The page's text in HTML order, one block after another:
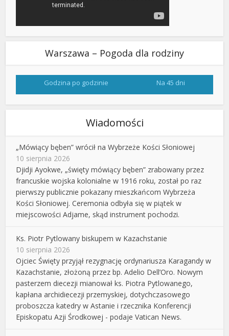
Warszawa – Pogoda dla rodziny
Godzina po godzinie Na 45 dni
Wiadomości
„Mówiący bęben” wrócił na Wybrzeże Kości Słoniowej
10 sierpnia 2026
Djidji Ayokwe, „święty mówiący bęben” zrabowany przez
francuskie wojska kolonialne w 1916 roku, został po raz
pierwszy publicznie pokazany mieszkańcom Wybrzeża
Kości Słoniowej. Ceremonia odbyła się w piątek w
miejscowości Adjame, skąd instrument pochodzi.
Ks. Piotr Pytlowany biskupem w Kazachstanie
10 sierpnia 2026
Ojciec Święty przyjął rezygnację ordynariusza Karagandy w
Kazachstanie, złożoną przez bp. Adelio Dell’Oro. Nowym
pasterzem diecezji mianował ks. Piotra Pytlowanego,
kapłana archidiecezji przemyskiej, dotychczasowego
proboszcza katedry w Astanie i rzecznika Konferencji
Episkopatu Azji Środkowej - podaje Vatican News.